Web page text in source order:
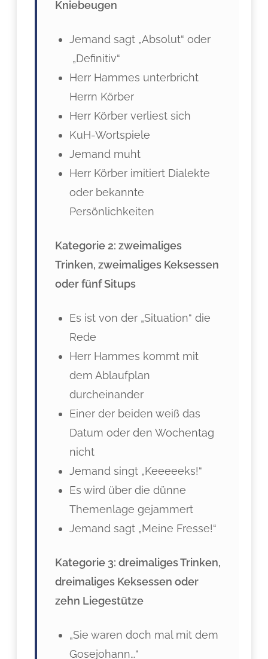
Kniebeugen
Jemand sagt „Absolut“ oder
„Definitiv“
Herr Hammes unterbricht
Herrn Körber
Herr Körber verliest sich
KuH-Wortspiele
Jemand muht
Herr Körber imitiert Dialekte
oder bekannte
Persönlichkeiten
Kategorie 2: zweimaliges
Trinken, zweimaliges Keksessen
oder fünf Situps
Es ist von der „Situation“ die
Rede
Herr Hammes kommt mit
dem Ablaufplan
durcheinander
Einer der beiden weiß das
Datum oder den Wochentag
nicht
Jemand singt „Keeeeeks!“
Es wird über die dünne
Themenlage gejammert
Jemand sagt „Meine Fresse!“
Kategorie 3: dreimaliges Trinken,
dreimaliges Keksessen oder
zehn Liegestütze
„Sie waren doch mal mit dem
Gosejohann…“